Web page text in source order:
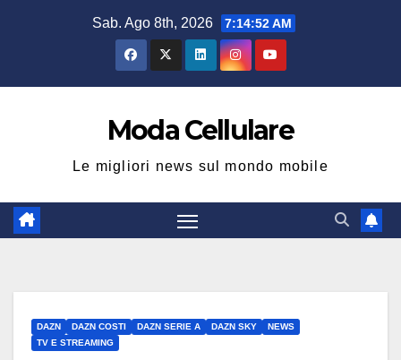
Sab. Ago 8th, 2026 7:14:53 AM
Moda Cellulare
Le migliori news sul mondo mobile
DAZN DAZN COSTI DAZN SERIE A DAZN SKY
NEWS
TV E STREAMING